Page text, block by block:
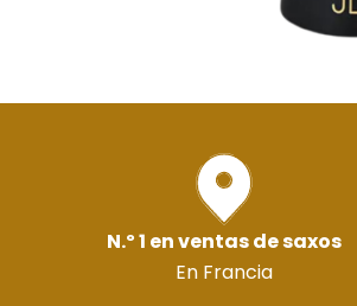
N.º 1 en ventas de saxos
En Francia